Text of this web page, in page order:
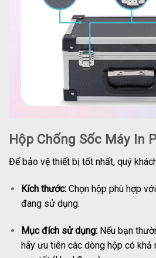
Hộp Chống Sốc Máy In
Để bảo vệ thiết bị tốt nhất, quý
Kích thước:Chọn hộp phù hợp
đang sử dụng.
Mục đích sử dụng:Nếu bạn
hãy ưu tiên các dòng hộp có